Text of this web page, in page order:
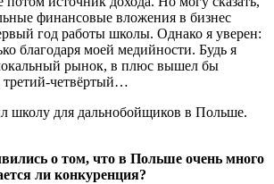
финансовые вложения в бизнес
год работы школы. Однако я уверен:
благодаря моей медийности. Будь я
рынок, в плюс вышел бы
третий-четвёртый…
о том, что в Польше очень много
ли конкуренция?